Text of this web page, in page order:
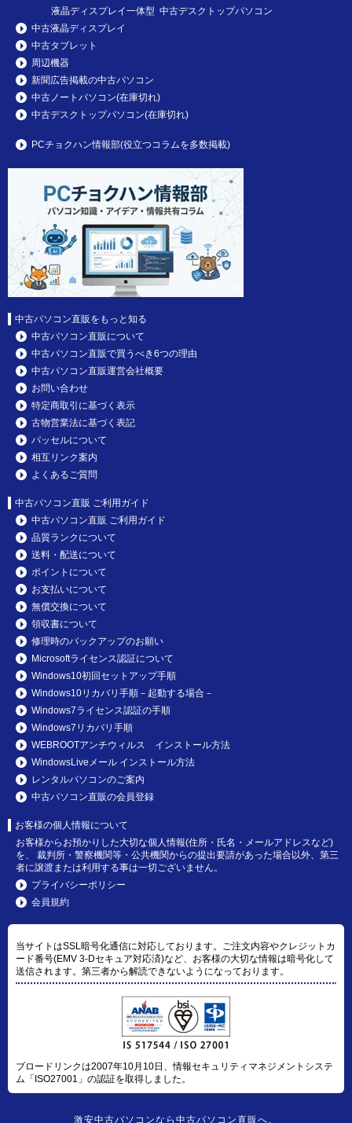
液晶ディスプレイ一体型 中古デスクトップパソコン
中古液晶ディスプレイ
中古タブレット
周辺機器
新聞広告掲載の中古パソコン
中古ノートパソコン(在庫切れ)
中古デスクトップパソコン(在庫切れ)
PCチョクハン情報部(役立つコラムを多数掲載)
中古パソコン直販をもっと知る
中古パソコン直販について
中古パソコン直販で買うべき6つの理由
中古パソコン直販運営会社概要
お問い合わせ
特定商取引に基づく表示
古物営業法に基づく表記
パッセルについて
相互リンク案内
よくあるご質問
中古パソコン直販 ご利用ガイド
中古パソコン直販 ご利用ガイド
品質ランクについて
送料・配送について
ポイントについて
お支払いについて
無償交換について
領収書について
修理時のバックアップのお願い
Microsoftライセンス認証について
Windows10初回セットアップ手順
Windows10リカバリ手順－起動する場合－
Windows7ライセンス認証の手順
Windows7リカバリ手順
WEBROOTアンチウィルス インストール方法
WindowsLiveメール インストール方法
レンタルパソコンのご案内
中古パソコン直販の会員登録
お客様の個人情報について
お客様からお預かりした大切な個人情報(住所・氏名・メールアドレスなど)
を、 裁判所・警察機関等・公共機関からの提出要請があった場合以外、第三
者に譲渡または利用する事は一切ございません。
プライバシーポリシー
会員規約
当サイトはSSL暗号化通信に対応しております。ご注文内容やクレジットカ
ード番号(EMV 3-Dセキュア対応済)など、お客様の大切な情報は暗号化して
送信されます。第三者から解読できないようになっております。
ブロードリンクは2007年10月10日、情報セキュリティマネジメントシステ
ム「ISO27001」の認証を取得しました。
激安中古パソコンなら 中古パソコン直販へ。